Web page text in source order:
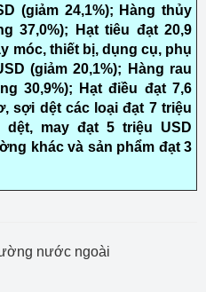
(giảm 24,1%); Hàng thủy
37,0%); Hạt tiêu đạt 20,9
móc, thiết bị, dụng cụ, phụ
(giảm 20,1%); Hàng rau
30,9%); Hạt điều đạt 7,6
sợi dệt các loại đạt 7 triệu
dệt, may đạt 5 triệu USD
khác và sản phẩm đạt 3
nước ngoài